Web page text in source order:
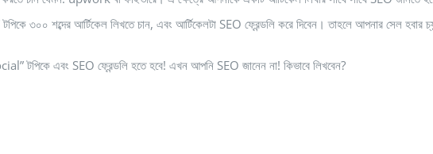
৩০০ শব্দের আর্টিকেল লিখতে চান, এবং আর্টিকেলটা SEO ফ্রেন্ডলি করে দিবেন। তাহলে আপনার সেল হবার
টপিকে এবং SEO ফ্রেন্ডলি হতে হবে! এখন আপনি SEO জানেন না! কিভাবে লিখবেন?